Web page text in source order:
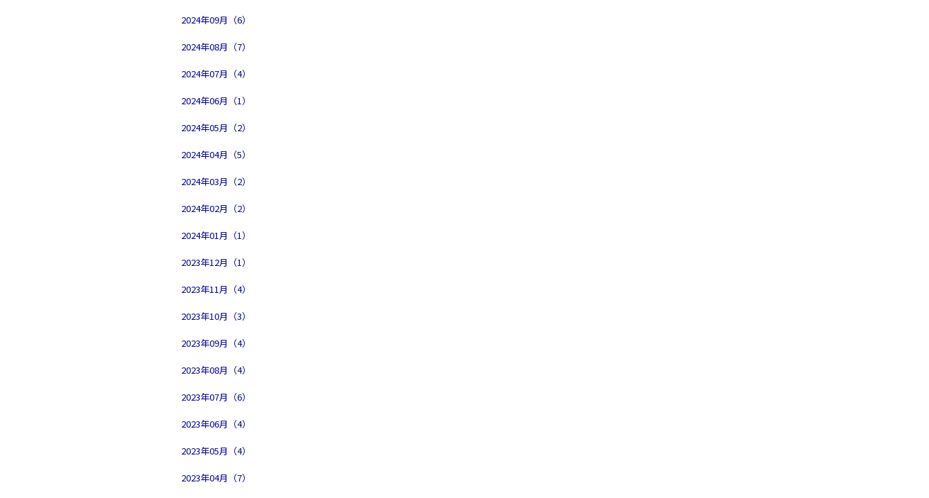
2024年09月（6）
2024年08月（7）
2024年07月（4）
2024年06月（1）
2024年05月（2）
2024年04月（5）
2024年03月（2）
2024年02月（2）
2024年01月（1）
2023年12月（1）
2023年11月（4）
2023年10月（3）
2023年09月（4）
2023年08月（4）
2023年07月（6）
2023年06月（4）
2023年05月（4）
2023年04月（7）